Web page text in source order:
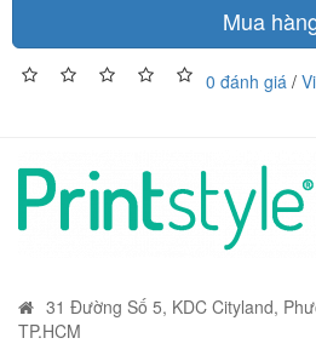
Mua
0 đánh giá /
31 Đường Số 5, KDC Cityland,
TP.HCM